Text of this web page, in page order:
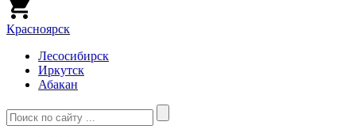
Красноярск
Лесосибирск
Иркутск
Абакан